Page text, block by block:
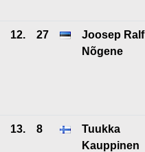
12. 27
Joosep Ralf
Nõgene
13. 8
Tuukka
Kauppinen